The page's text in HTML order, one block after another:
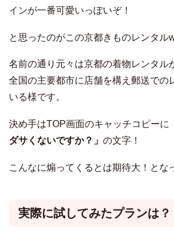
インが一番可愛いっぽいぞ！
と思ったのがこの京都きものレンタル
名前の通り元々は京都の着物レンタル
全国の主要都市に店舗を構え郵送での
いる様です。
決め手はTOP画面のキャッチコピーに
ダサくないですか？」 の文字！
こんなに煽ってくるとは期待大！とな
実際に試してみたプランは？